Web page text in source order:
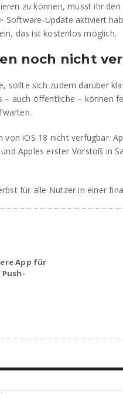
zu können, müsst ihr
Software-Update aktiviert
das ist kostenlos möglich.
noch nicht
sollte sich zudem darüber
– auch öffentliche – können
iOS 18 nicht verfügbar.
Apples erster Vorstoß in
für alle Nutzer in einer
App für